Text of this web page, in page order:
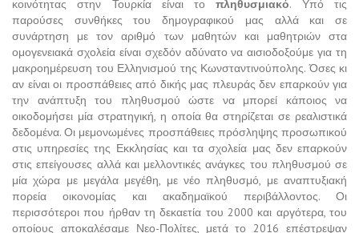
κοινότητας στην Τουρκία είναι τοπληθυσμιακό. Υπό τις
παρούσες συνθήκες του δημογραφικού μας αλλά και σε
συνάρτηση με τον αριθμό των μαθητών και μαθητριών στα
ομογενειακά σχολεία είναι σχεδόν αδύνατο να αισιοδοξούμε για τη
μακροημέρευση του Ελληνισμού της Κωνσταντινούπολης. Όσες κι
αν είναι οι προσπάθειες από δικής μας πλευράς δεν επαρκούν για
την ανάπτυξη του πληθυσμού ώστε να μπορεί κάποιος να
οικοδομήσει μία στρατηγική, η οποία θα στηρίζεται σε ρεαλιστικά
δεδομένα. Οι μεμονωμένες προσπάθειες πρόσληψης προσωπικού
στις υπηρεσίες της Εκκλησίας και τα σχολεία μας δεν επαρκούν
στις επείγουσες αλλά και μελλοντικές ανάγκες του πληθυσμού σε
μία χώρα με μεγάλα μεγέθη, με νέο πληθυσμό, με αναπτυξιακή
πορεία οικονομίας και ακαδημαϊκού περιβάλλοντος. Οι
περισσότεροι που ήρθαν τη δεκαετία του 2000 και αργότερα, του
οποίους αποκαλέσαμε Νεο-Πολίτες, μετά το 2016 επέστρεψαν